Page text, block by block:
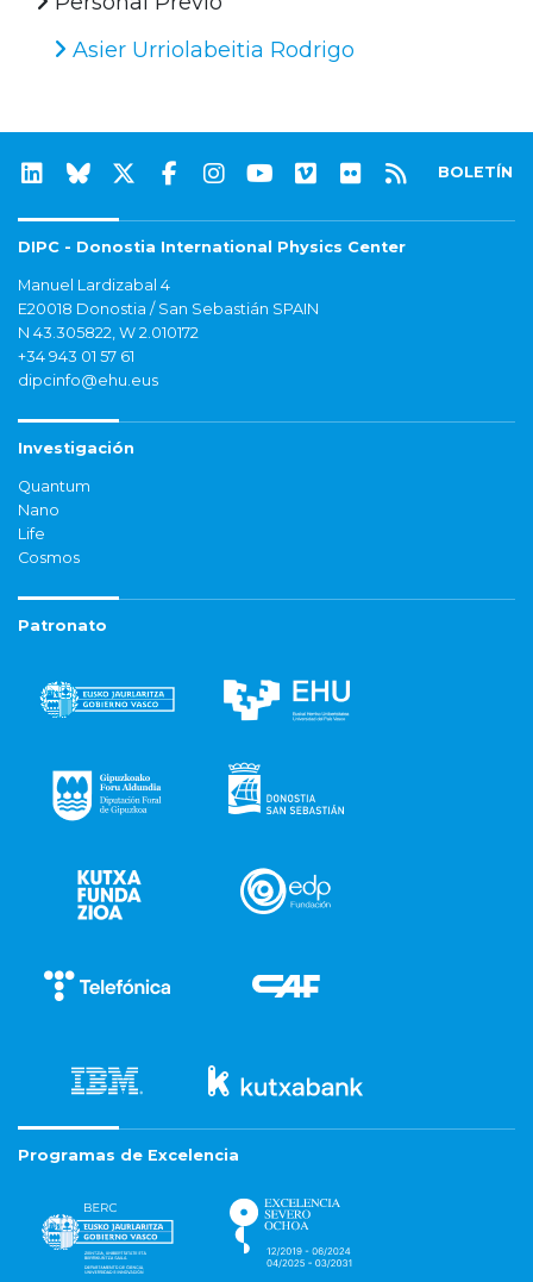
Asier Urriolabeitia Rodrigo
BOLETÍN
DIPC - Donostia International Physics Center
Manuel Lardizabal 4
E20018 Donostia / San Sebastián SPAIN
N 43.305822, W 2.010172
+34 943 01 57 61
dipcinfo@ehu.eus
Investigación
Quantum
Nano
Life
Cosmos
Patronato
Programas de Excelencia